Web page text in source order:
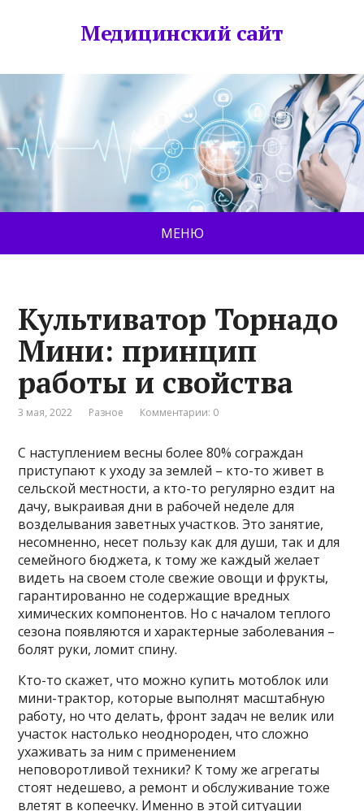
Медицинский сайт
МЕНЮ
Культиватор Торнадо
Мини: принцип
работы и свойства
3 мая, 2022 Разное Комментарии: 0
С наступлением весны более 80% сограждан
приступают к уходу за землей – кто-то живет в
сельской местности, а кто-то регулярно ездит на
дачу, выкраивая дни в рабочей неделе для
возделывания заветных участков. Это занятие,
несомненно, несет пользу как для души, так и для
семейного бюджета, к тому же каждый желает
видеть на своем столе свежие овощи и фрукты,
гарантированно не содержащие вредных
химических компонентов. Но с началом теплого
сезона появляются и характерные заболевания –
болят руки, ломит спину.
Кто-то скажет, что можно купить мотоблок или
мини-трактор, которые выполнят масштабную
работу, но что делать, фронт задач не велик или
участок настолько неоднороден, что сложно
ухаживать за ним с применением
неповоротливой техники? К тому же агрегаты
стоят недешево, а ремонт и обслуживание тоже
влетят в копеечку. Именно в этой ситуации